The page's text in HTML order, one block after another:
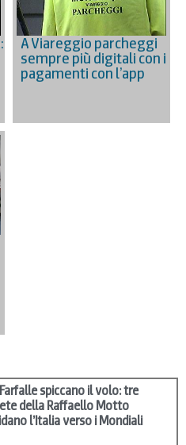
A Viareggio parcheggi
sempre più digitali con i
pagamenti con l’app
spiccano il volo: tre
della Raffaello Motto
l’Italia verso i Mondiali